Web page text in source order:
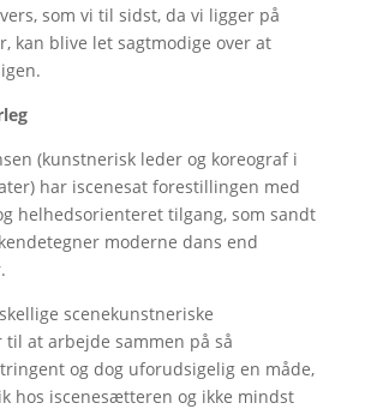
som vi til sidst, da vi ligger på
kan blive let sagtmodige over at
(kunstnerisk leder og koreograf i
har iscenesat forestillingen med
helhedsorienteret tilgang, som sandt
moderne dans end
scenekunstneriske
at arbejde sammen på så
og dog uforudsigelig en måde,
hos iscenesætteren og ikke mindst